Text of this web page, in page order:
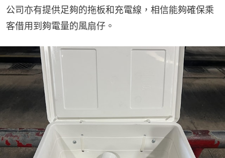
公司亦有提供足夠的拖板和充電線，相信能夠確保乘
客借用到夠電量的風扇仔。